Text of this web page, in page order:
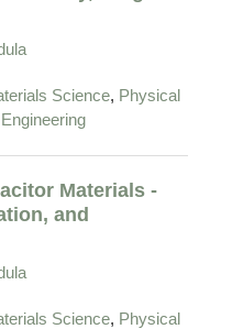
Science, Physical
Materials -
and
Science, Physical